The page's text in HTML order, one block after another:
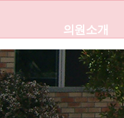
의원소개